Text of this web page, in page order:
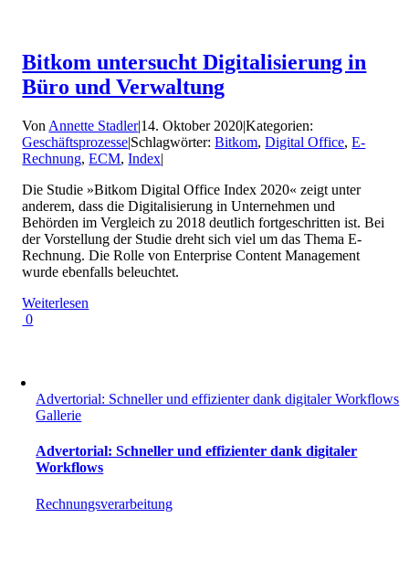
Bitkom untersucht Digitalisierung in
Büro und Verwaltung
Von Annette Stadler|14. Oktober 2020|Kategorien:
Geschäftsprozesse|Schlagwörter:Bitkom,Digital Office,E-
Rechnung,ECM,Index|
Die Studie »Bitkom Digital Office Index 2020« zeigt unter
anderem, dass die Digitalisierung in Unternehmen und
Behörden im Vergleich zu 2018 deutlich fortgeschritten ist. Bei
der Vorstellung der Studie dreht sich viel um das Thema E-
Rechnung. Die Rolle von Enterprise Content Management
wurde ebenfalls beleuchtet.
Weiterlesen
0
Advertorial: Schneller und effizienter dank digitaler Workflows
Gallerie
Advertorial: Schneller und effizienter dank digitaler
Workflows
Rechnungsverarbeitung